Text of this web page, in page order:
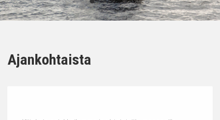
Ajankohtaista